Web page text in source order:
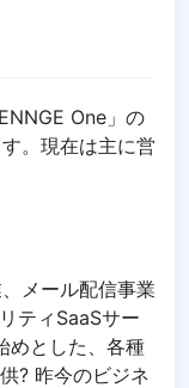
One」の
。現在は主に営
メール配信事業
ティSaaSサー
めとした、各種
? 昨今のビジネ